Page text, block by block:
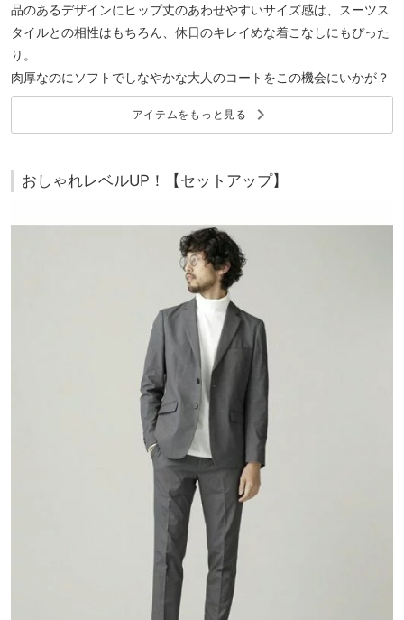
品のあるデザインにヒップ丈のあわせやすいサイズ感は、スーツス
タイルとの相性はもちろん、休日のキレイめな着こなしにもぴった
り。
肉厚なのにソフトでしなやかな大人のコートをこの機会にいかが？
アイテムをもっと見る keyboard_arrow_right
おしゃれレベルUP！【セットアップ】